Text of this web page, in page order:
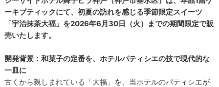
ーキブティックにて、初夏の訪れを感じる季節限定スイーツ
「宇治抹茶大福」を2026年6月30日（火）までの期間限定で販
売いたします。
開発背景：和菓子の定番を、ホテルパティシエの技で現代的な
一皿に
古くから親しまれている「大福」を、当ホテルのパティシエが